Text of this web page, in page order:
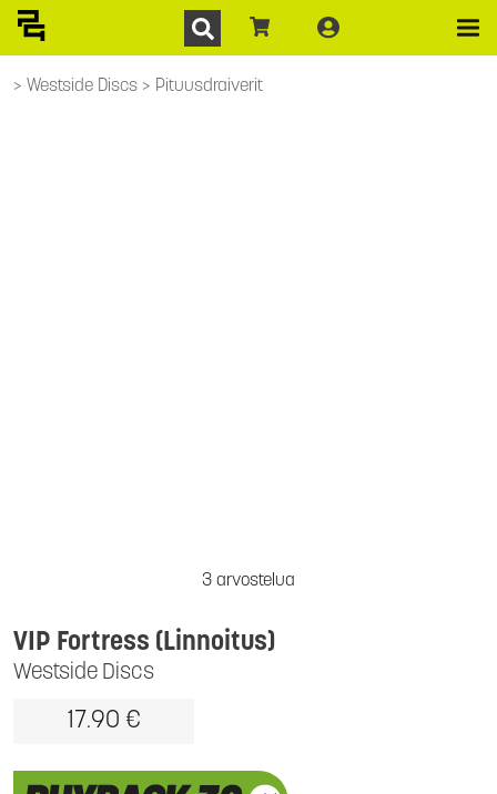
Westside Discs Pituusdraiverit
3 arvostelua
Westside Discs
VIP Fortress (Linnoitus)
17.90 €